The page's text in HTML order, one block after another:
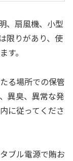
、扇風機、小型
限りがあり、使
す。
る場所での保管
異臭、異常な発
に従ってくださ
ブル電源で賄お